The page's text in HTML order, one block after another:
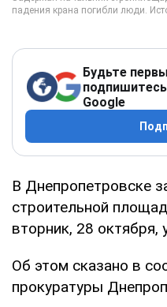
Будьте
Google
В Днепропетровске
строительной
вторник, 28 октября,
Об этом сказано в
прокуратуры